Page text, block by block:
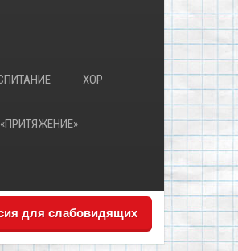
ХОР
для слабовидящих